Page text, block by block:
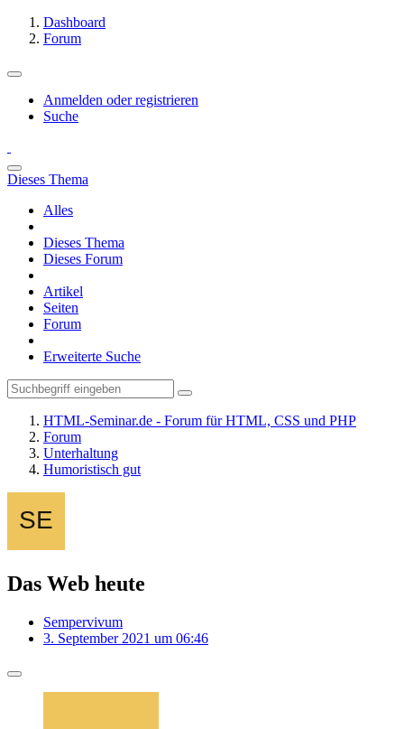
Dashboard
Forum
Anmelden oder registrieren
Suche
Dieses Thema
Alles
Dieses Thema
Dieses Forum
Artikel
Seiten
Forum
Erweiterte Suche
HTML-Seminar.de - Forum für HTML, CSS und PHP
Forum
Unterhaltung
Humoristisch gut
Das Web heute
Sempervivum
3. September 2021 um 06:46